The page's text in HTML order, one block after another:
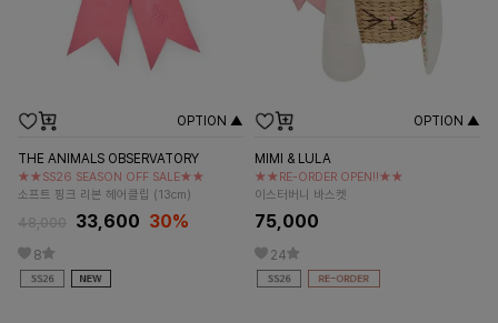
OPTION ▲
THE ANIMALS OBSERVATORY
★★SS26 SEASON OFF SALE★★
소프트 핑크 리본 헤어클립 (13cm)
48,000 33,600 30%
8
OPTION ▲
MIMI & LULA
★★RE-ORDER OPEN!!★★
이스터버니 바스켓
75,000
24